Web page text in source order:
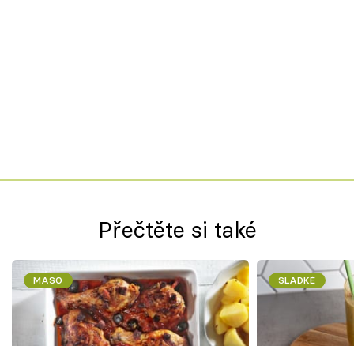
Přečtěte si také
MASO SLADKÉ